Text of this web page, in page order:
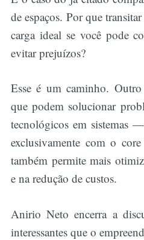
de espaços. Por que
carga ideal se você pode
evitar prejuízos?
Esse é um caminho.
que podem solucionar
tecnológicos em sistemas
exclusivamente com o
também permite mais
e na redução de custos.
Anirio Neto encerra a
interessantes que o